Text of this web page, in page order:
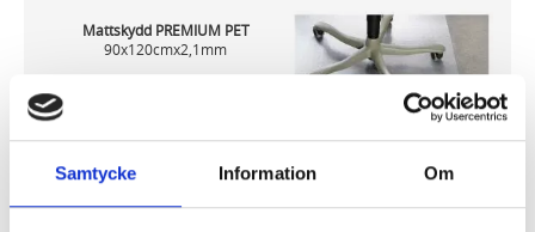
Samtycke Information Om
Mattskydd PREMIUM PET
90x120cmx2,1mm